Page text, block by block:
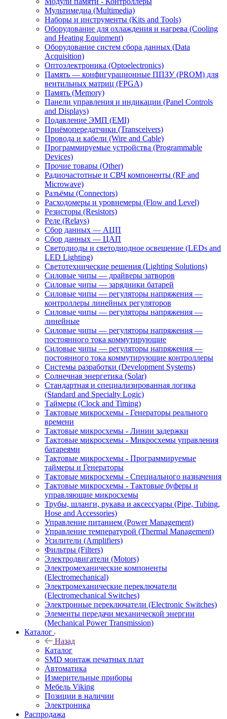
Мультимедиа (Multimedia)
Наборы и инструменты (Kits and Tools)
Оборудование для охлаждения и нагрева (Cooling
and Heating Equipment)
Оборудование систем сбора данных (Data
Acquisition)
Оптоэлектроника (Optoelectronics)
Память — конфигурационные ППЗУ (PROM) для
вентильных матриц (FPGA)
Память (Memory)
Панели управления и индикации (Panel Controls
and Displays)
Подавление ЭМП (EMI)
Приёмопередатчики (Transceivers)
Провода и кабели (Wire and Cable)
Программируемые устройства (Programmable
Devices)
Прочие товары (Other)
Радиочастотные и СВЧ компоненты (RF and
Microwave)
Разъёмы (Connectors)
Расходомеры и уровнемеры (Flow and Level)
Резисторы (Resistors)
Реле (Relays)
Сбор данных — АЦП
Сбор данных — ЦАП
Светодиоды и светодиодное освещение (LEDs and
LED Lighting)
Светотехнические решения (Lighting Solutions)
Силовые чипы — драйверы затворов
Силовые чипы — зарядники батарей
Силовые чипы — регуляторы напряжения —
контроллеры линейных регуляторов
Силовые чипы — регуляторы напряжения —
линейные
Силовые чипы — регуляторы напряжения —
постоянного тока коммутирующие
Силовые чипы — регуляторы напряжения —
постоянного тока коммутирующие контроллеры
Системы разработки (Development Systems)
Солнечная энергетика (Solar)
Стандартная и специализированная логика
(Standard and Specialty Logic)
Таймеры (Clock and Timing)
Тактовые микросхемы - Генераторы реального
времени
Тактовые микросхемы - Линии задержки
Тактовые микросхемы - Микросхемы управления
батареями
Тактовые микросхемы - Программируемые
таймеры и Генераторы
Тактовые микросхемы - Специального назначения
Тактовые микросхемы - Тактовые буферы и
управляющие микросхемы
Трубы, шланги, рукава и аксессуары (Pipe, Tubing,
Hose and Accessories)
Управление питанием (Power Management)
Управление температурой (Thermal Management)
Усилители (Amplifiers)
Фильтры (Filters)
Электродвигатели (Motors)
Электромеханические компоненты
(Electromechanical)
Электромеханические переключатели
(Electromechanical Switches)
Электронные переключатели (Electronic Switches)
Элементы передачи механической энергии
(Mechanical Power Transmission)
Каталог
Назад
Каталог
SMD монтаж печатных плат
Автоматика
Измерительные приборы
Мебель Viking
Позиции в наличии
Электроника
Распродажа